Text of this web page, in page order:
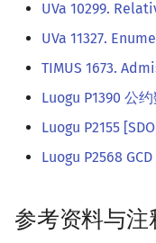
UVa 10299.
UVa 11327.
TIMUS 1673.
Luogu P1390 公
Luogu P2155
Luogu P2568 GCD
参考资料与注